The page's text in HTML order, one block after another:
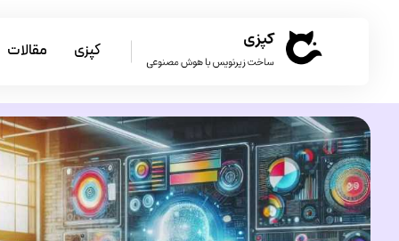
کپزی مقالات